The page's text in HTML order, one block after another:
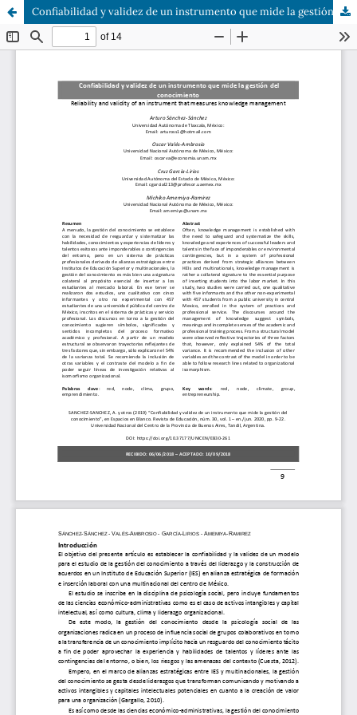
Confiabilidad y validez de un instrumento que mide la gestión del conocimiento